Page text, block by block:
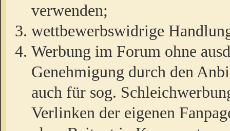
verwenden;
wettbewerbswidrige
Werbung im Forum ohne
Genehmigung durch den
auch für sog.
Verlinken der eigenen